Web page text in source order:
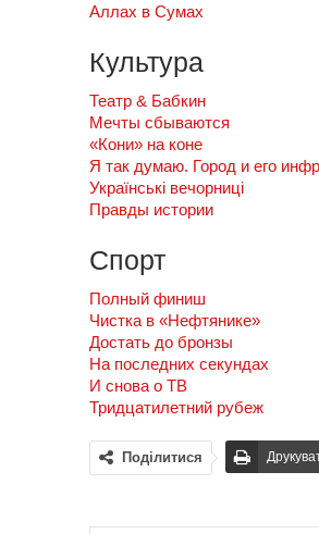
Аллах в Сумах
Культура
Театр & Бабкин
Мечты сбываются
«Кони» на коне
Я так думаю. Город и его
Українські вечорниці
Правды истории
Спорт
Полный финиш
Чистка в «Нефтянике»
Достать до бронзы
На последних секундах
И снова о ТВ
Тридцатилетний рубеж
Поділитися